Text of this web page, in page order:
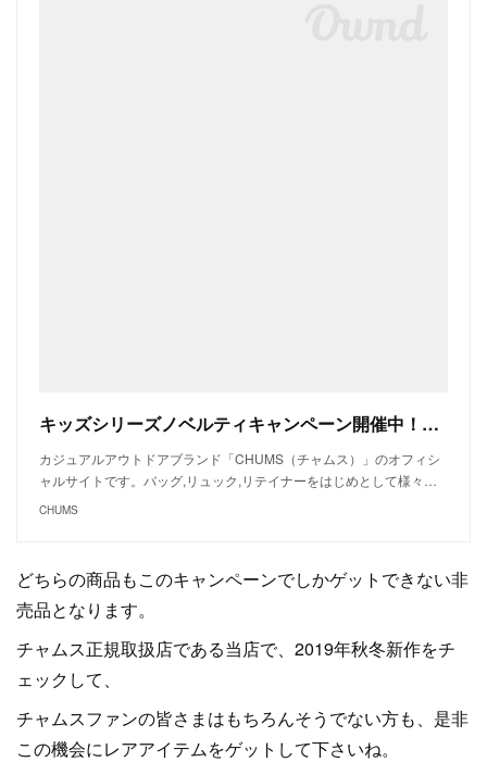
キッズシリーズノベルティキャンペーン開催中！対象商品をお買い上げの方にジャンプロープ（なわとび）プレゼント | CHUMS(チャムス)|アウトドアファッション公式通販
カジュアルアウトドアブランド「CHUMS（チャムス）」のオフィシ
ャルサイトです。バッグ,リュック,リテイナーをはじめとして様々…
CHUMS
どちらの商品もこのキャンペーンでしかゲットできない非
売品となります。
チャムス正規取扱店である当店で、2019年秋冬新作をチ
ェックして、
チャムスファンの皆さまはもちろんそうでない方も、是非
この機会にレアアイテムをゲットして下さいね。